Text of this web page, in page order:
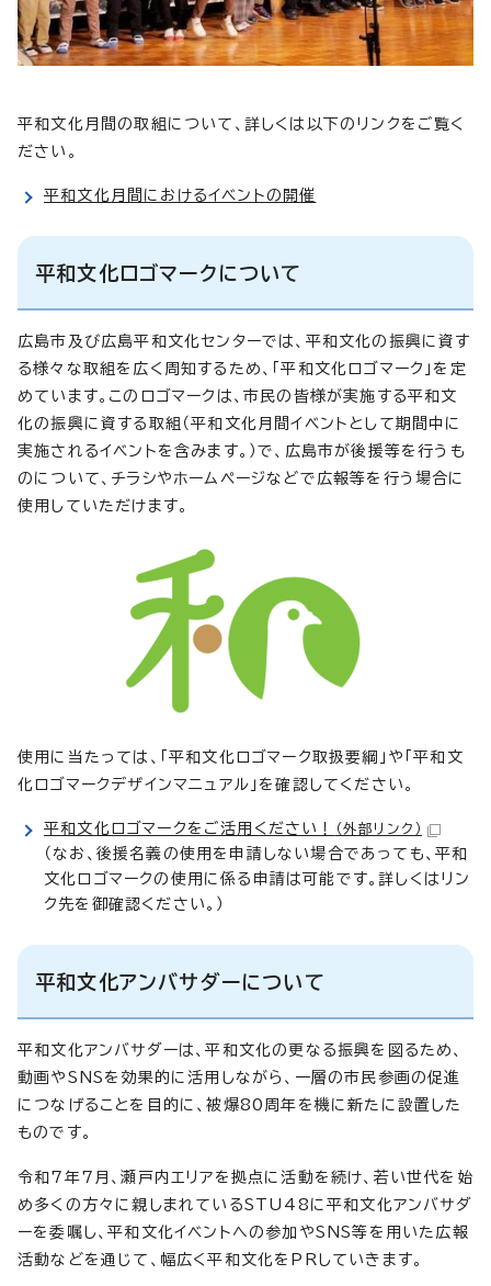
平和文化月間の取組について、詳しくは以下のリンクをご覧く
ださい。
平和文化月間におけるイベントの開催
平和文化ロゴマークについて
広島市及び広島平和文化センターでは、平和文化の振興に資す
る様々な取組を広く周知するため、「平和文化ロゴマーク」を定
めています。このロゴマークは、市民の皆様が実施する平和文
化の振興に資する取組（平和文化月間イベントとして期間中に
実施されるイベントを含みます。）で、広島市が後援等を行うも
のについて、チラシやホームページなどで広報等を行う場合に
使用していただけます。
使用に当たっては、「平和文化ロゴマーク取扱要綱」や「平和文
化ロゴマークデザインマニュアル」を確認してください。
平和文化ロゴマークをご活用ください！ （外部リンク）
（なお、後援名義の使用を申請しない場合であっても、平和
文化ロゴマークの使用に係る申請は可能です。詳しくはリン
ク先を御確認ください。）
平和文化アンバサダーについて
平和文化アンバサダーは、平和文化の更なる振興を図るため、
動画やSNSを効果的に活用しながら、一層の市民参画の促進
につなげることを目的に、被爆80周年を機に新たに設置した
ものです。
令和7年7月、瀬戸内エリアを拠点に活動を続け、若い世代を始
め多くの方々に親しまれているSTU48に平和文化アンバサダ
ーを委嘱し、平和文化イベントへの参加やSNS等を用いた広報
活動などを通じて、幅広く平和文化をPRしていきます。